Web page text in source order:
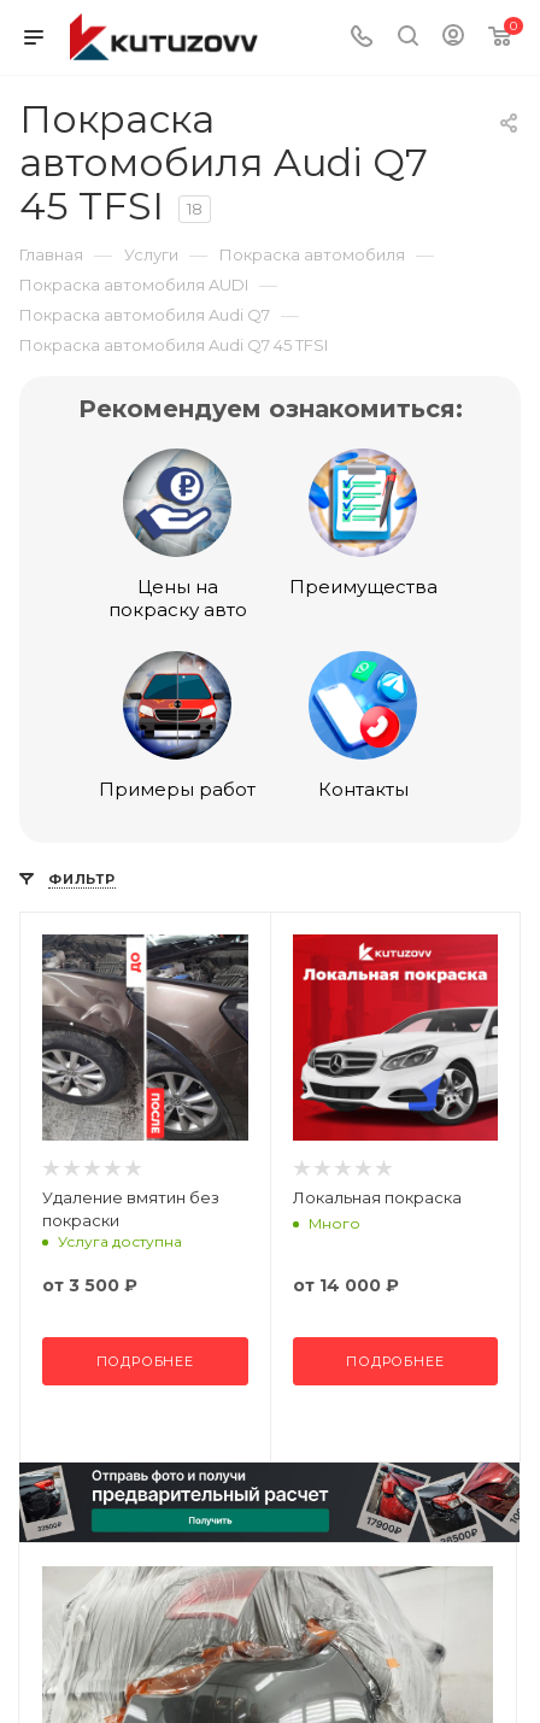
0
Покраска
автомобиля Audi Q7
45 TFSI
18
Главная — Услуги — Покраска автомобиля —
Покраска автомобиля AUDI —
Покраска автомобиля Audi Q7 —
Покраска автомобиля Audi Q7 45 TFSI
Рекомендуем ознакомиться:
Цены на
покраску авто
Преимущества
Примеры работ Контакты
ФИЛЬТР
Удаление вмятин без
покраски
Услуга доступна
от 3 500 ₽
ПОДРОБНЕЕ
Локальная покраска
Много
от 14 000 ₽
ПОДРОБНЕЕ